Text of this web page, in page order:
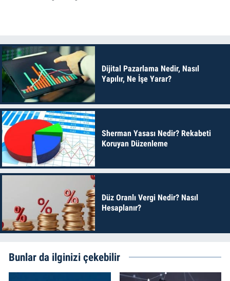
Dijital Pazarlama Nedir, Nasıl
Yapılır, Ne İşe Yarar?
Sherman Yasası Nedir? Rekabeti
Koruyan Düzenleme
Düz Oranlı Vergi Nedir? Nasıl
Hesaplanır?
Bunlar da ilginizi çekebilir